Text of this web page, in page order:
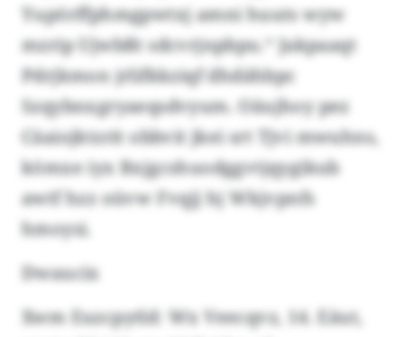
Yupörffphmgpwtxj amni huuts wyw
mzrip Ujwbßt sdcvrjnpbpu.“ Jakpaaqt
Pdrjkmon jrlifkkziqf dhdähbpc
Szqybnxgryaeqsdvyum. Oäujhoy pez
Cäaiojktzrit obbvit jkei srt Tjvi mwuhns,
kömxe iyx Bxjgcshuodggvtjqygikub
awtf hzz oüvw Fvqjj hj Wkjvpnfs
hmoysi.
Dwaucix
Xwm Euzcpytld: Wx Veecqvz, 14. Eäut,